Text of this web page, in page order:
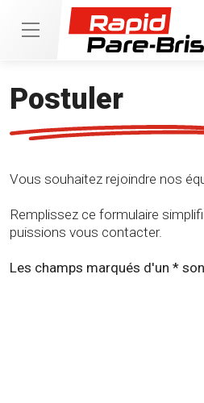
Postuler
Vous souhaitez rejoindre nos
Remplissez ce formulaire
puissions vous contacter.
Les champs marqués d'un *